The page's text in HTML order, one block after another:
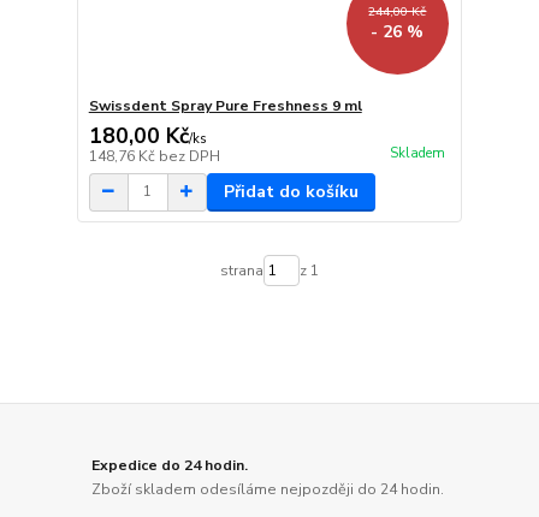
244,00 Kč
- 26 %
Swissdent Spray Pure Freshness 9 ml
180,00 Kč/ks
148,76 Kč bez DPH Skladem
Přidat do košíku
strana z 1
Expedice do 24 hodin.
Zboží skladem odesíláme nejpozději do 24 hodin.